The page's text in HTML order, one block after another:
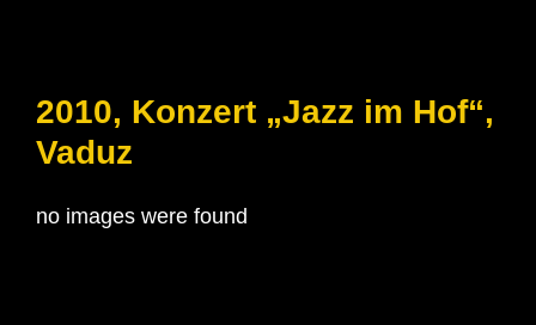
2010, Konzert „Jazz im Hof“,
Vaduz
no images were found